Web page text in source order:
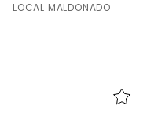
LOCAL MALDONADO